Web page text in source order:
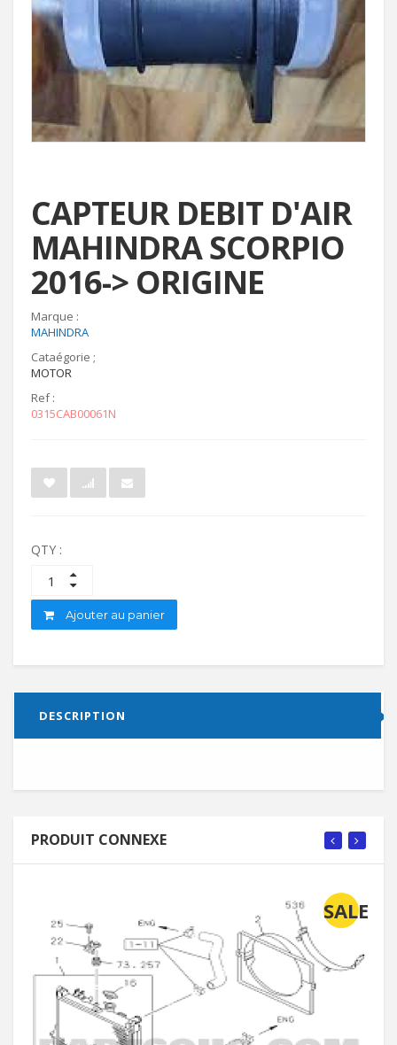
CAPTEUR DEBIT D'AIR
MAHINDRA SCORPIO
2016-> ORIGINE
Marque :
MAHINDRA
Cataégorie ;
MOTOR
Ref :
0315CAB00061N
QTY :
Ajouter au panier
DESCRIPTION
PRODUIT CONNEXE
SALE